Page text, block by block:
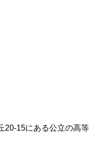
20-15にある公立の高等